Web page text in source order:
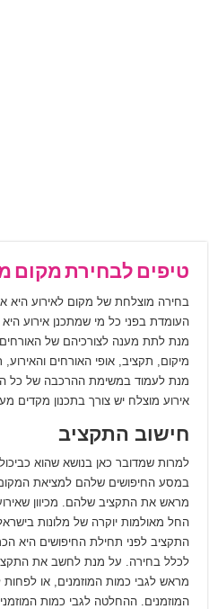
טיפים לבחירת מקום
בחירה מוצלחת של מקום לאירוע היא
העומדת בפני כל מי שמתכנן אירוע
מנת לתת מענה לצורכיהם של
מיקום, תקציב, אופי האורחים והאירוע,
מנת לעמוד במשימת ההרכבה של כל
אירוע מוצלח יש צורך בתכנון מקדים
חישוב התקציב
למרות שמדובר כאן בנושא שהוא
במסע החיפושים שלהם למציאת
מראש את התקציב שלהם. מכיוון
החל מאולמות יוקרה של מלונות
התקציב לפני תחילת החיפושים היא
לכלל בחירה. על מנת לחשב את
מראש לגבי כמות המוזמנים, או
המוזמנים. ההחלטה לגבי כמות